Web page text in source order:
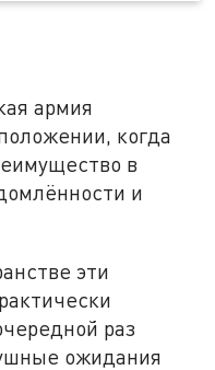
армия
когда
в
и
эти
раз
ожидания